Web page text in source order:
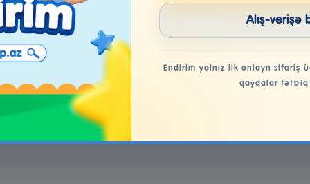
Alış-verişə
Endirim yalnız ilk onlayn sifariş
qaydalar tətbiq